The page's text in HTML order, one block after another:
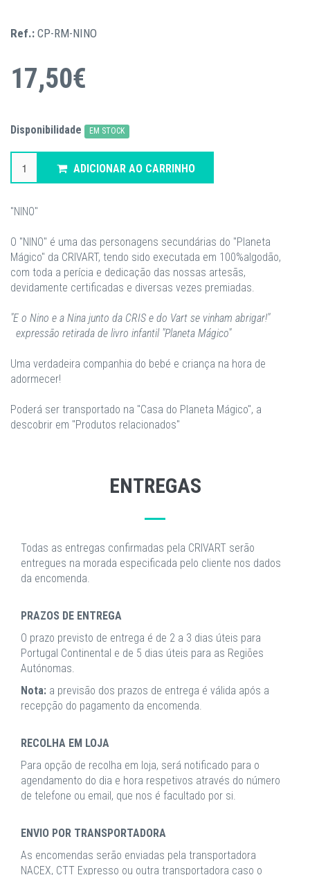
Ref.: CP-RM-NINO
17,50€
Disponibilidade EM STOCK
ADICIONAR AO CARRINHO
"NINO"
O "NINO" é uma das personagens secundárias do "Planeta
Mágico" da CRIVART, tendo sido executada em 100%algodão,
com toda a perícia e dedicação das nossas artesãs,
devidamente certificadas e diversas vezes premiadas.
​"E o Nino e a Nina junto da CRIS e do Vart se vinham abrigar!"
​ expressão retirada de livro infantil "Planeta Mágico"
Uma verdadeira companhia do bebé e criança na hora de
adormecer!
​Poderá ser transportado na "Casa do Planeta Mágico", a
descobrir em "Produtos relacionados"
ENTREGAS
Todas as entregas confirmadas pela CRIVART serão
entregues na morada especificada pelo cliente nos dados
da encomenda.
PRAZOS DE ENTREGA
O prazo previsto de entrega é de 2 a 3 dias úteis para
Portugal Continental e de 5 dias úteis para as Regiões
Autónomas.
Nota: a previsão dos prazos de entrega é válida após a
recepção do pagamento da encomenda.
RECOLHA EM LOJA
Para opção de recolha em loja, será notificado para o
agendamento do dia e hora respetivos através do número
de telefone ou email, que nos é facultado por si.
ENVIO POR TRANSPORTADORA
As encomendas serão enviadas pela transportadora
NACEX, CTT Expresso ou outra transportadora caso o